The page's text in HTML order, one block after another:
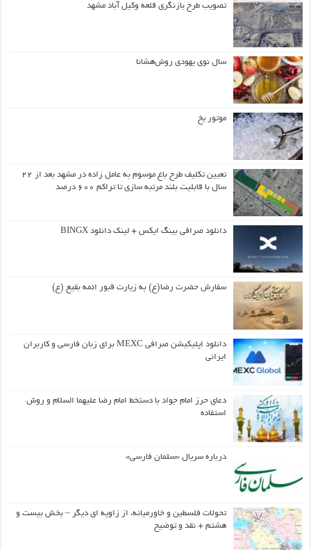
تصویب طرح بازنگری قلعه وکیل آباد مشهد
سال نوی یهودی روش‌هشانا
موتور یخ
تعیین تکلیف طرح باغ موسوم به عامل زاده در مشهد بعد از ۲۲
سال با قابلیت بلند مرتبه سازی تا تراکم ۶۰۰ درصد
دانلود صرافی بینگ ایکس + لینک دانلود BINGX
سفارش حضرت رضا(ع) به زیارت قبور ائمه بقیع (ع)
دانلود اپلیکیشن صرافی MEXC برای زبان فارسی و کاربران
ایرانی
دعای حرز امام جواد با دستخط امام رضا علیهما السلام و روش
استفاده
درباره سریال «سلمان فارسی»
تحولات فلسطین و خاورمیانه، از زاویه ای دیگر – بخش بیست و
هشتم + نقد و توضیح